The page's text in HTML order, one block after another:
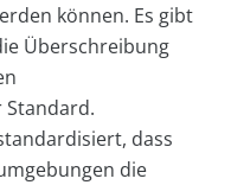
können. Es gibt
Überschreibung
dass
die